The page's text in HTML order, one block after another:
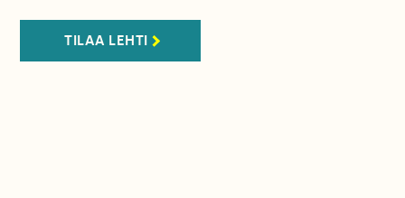
TILAA LEHTI